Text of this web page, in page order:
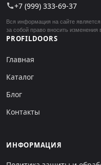
call+7 (999) 333-69-37
Вся информация на сайте
за собой право вносить изменения
PROFILDOORS
Главная
Каталог
Блог
Контакты
ИНФОРМАЦИЯ